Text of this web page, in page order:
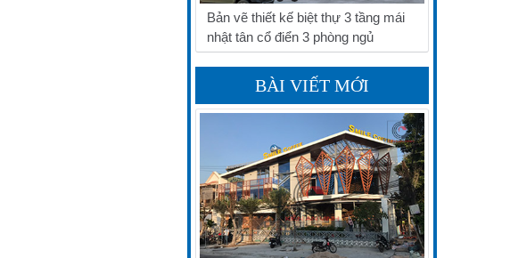
Bản vẽ thiết kế biệt thự 3 tầng mái
nhật tân cổ điển 3 phòng ngủ
BÀI VIẾT MỚI